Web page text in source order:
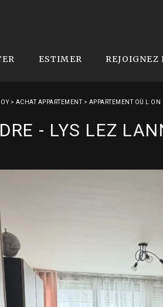
ESTIMER REJOIGNEZ
> ACHAT APPARTEMENT> APPARTEMENT OÙ L ON
- LYS LEZ